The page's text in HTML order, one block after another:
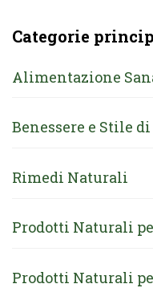
Categorie
Alimentazione
Benessere e Stile
Rimedi Naturali
Prodotti Naturali
Prodotti Naturali